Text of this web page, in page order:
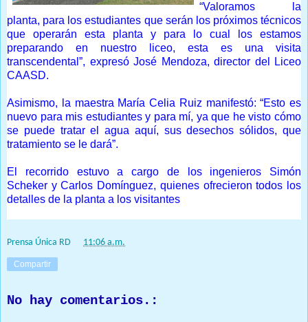
“Valoramos la
planta, para los estudiantes que serán los próximos técnicos
que operarán esta planta y para lo cual los estamos
preparando en nuestro liceo, esta es una visita
transcendental”, expresó José Mendoza, director del Liceo
CAASD.
Asimismo, la maestra María Celia Ruiz manifestó: “Esto es
nuevo para mis estudiantes y para mí, ya que he visto cómo
se puede tratar el agua aquí, sus desechos sólidos, que
tratamiento se le dará”.
El recorrido estuvo a cargo de los ingenieros Simón
Scheker y Carlos Domínguez, quienes ofrecieron todos los
detalles de la planta a los visitantes
Prensa Única RD 11:06 a.m.
Compartir
No hay comentarios.: